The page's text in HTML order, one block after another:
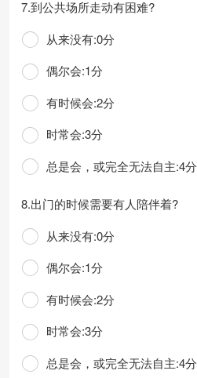
7.到公共场所走动有困难?
从来没有:0分
偶尔会:1分
有时候会:2分
时常会:3分
总是会，或完全无法自主:4分
8.出门的时候需要有人陪伴着?
从来没有:0分
偶尔会:1分
有时候会:2分
时常会:3分
总是会，或完全无法自主:4分